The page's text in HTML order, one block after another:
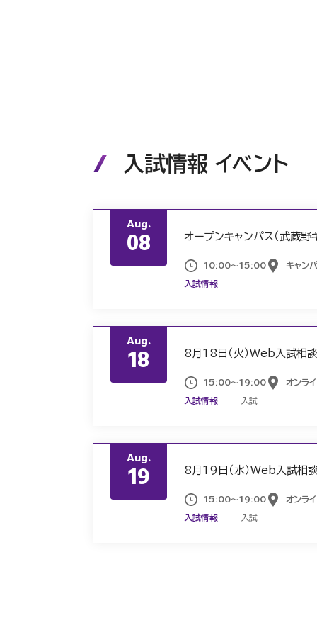
入試情報 イベント
Aug.
08
10:00～15:00 キャン
オープンキャンパス（武蔵野
入試情報
Aug.
18
15:00～19:00 オンラ
8月18日（火）Web入試相談
入試情報 入試
Aug.
19
15:00～19:00 オンラ
8月19日（水）Web入試相談
入試情報 入試